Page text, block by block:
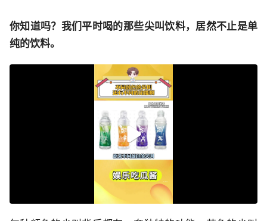
你知道吗？我们平时喝的那些尖叫饮料，居然不止是单
纯的饮料。